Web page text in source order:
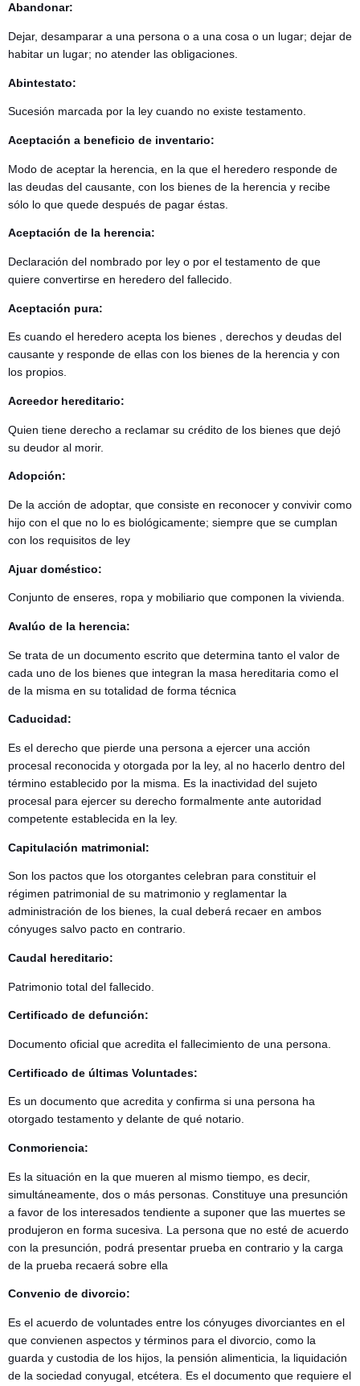
Abandonar:
Dejar, desamparar a una persona o a una cosa o un lugar; dejar de
habitar un lugar; no atender las obligaciones.
Abintestato:
Sucesión marcada por la ley cuando no existe testamento.
Aceptación a beneficio de inventario:
Modo de aceptar la herencia, en la que el heredero responde de
las deudas del causante, con los bienes de la herencia y recibe
sólo lo que quede después de pagar éstas.
Aceptación de la herencia:
Declaración del nombrado por ley o por el testamento de que
quiere convertirse en heredero del fallecido.
Aceptación pura:
Es cuando el heredero acepta los bienes , derechos y deudas del
causante y responde de ellas con los bienes de la herencia y con
los propios.
Acreedor hereditario:
Quien tiene derecho a reclamar su crédito de los bienes que dejó
su deudor al morir.
Adopción:
De la acción de adoptar, que consiste en reconocer y convivir como
hijo con el que no lo es biológicamente; siempre que se cumplan
con los requisitos de ley
Ajuar doméstico:
Conjunto de enseres, ropa y mobiliario que componen la vivienda.
Avalúo de la herencia:
Se trata de un documento escrito que determina tanto el valor de
cada uno de los bienes que integran la masa hereditaria como el
de la misma en su totalidad de forma técnica
Caducidad:
Es el derecho que pierde una persona a ejercer una acción
procesal reconocida y otorgada por la ley, al no hacerlo dentro del
término establecido por la misma. Es la inactividad del sujeto
procesal para ejercer su derecho formalmente ante autoridad
competente establecida en la ley.
Capitulación matrimonial:
Son los pactos que los otorgantes celebran para constituir el
régimen patrimonial de su matrimonio y reglamentar la
administración de los bienes, la cual deberá recaer en ambos
cónyuges salvo pacto en contrario.
Caudal hereditario:
Patrimonio total del fallecido.
Certificado de defunción:
Documento oficial que acredita el fallecimiento de una persona.
Certificado de últimas Voluntades:
Es un documento que acredita y confirma si una persona ha
otorgado testamento y delante de qué notario.
Conmoriencia:
Es la situación en la que mueren al mismo tiempo, es decir,
simultáneamente, dos o más personas. Constituye una presunción
a favor de los interesados tendiente a suponer que las muertes se
produjeron en forma sucesiva. La persona que no esté de acuerdo
con la presunción, podrá presentar prueba en contrario y la carga
de la prueba recaerá sobre ella
Convenio de divorcio:
Es el acuerdo de voluntades entre los cónyuges divorciantes en el
que convienen aspectos y términos para el divorcio, como la
guarda y custodia de los hijos, la pensión alimenticia, la liquidación
de la sociedad conyugal, etcétera. Es el documento que requiere el